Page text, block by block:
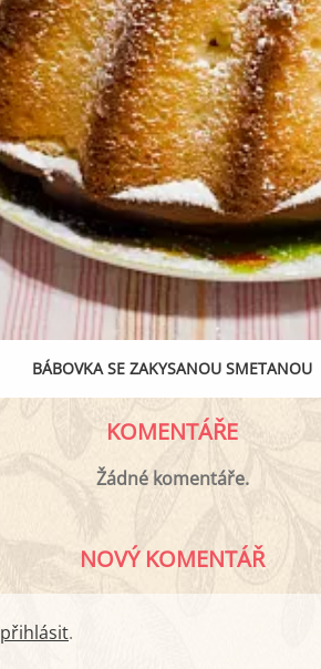
BÁBOVKA SE ZAKYSANOU SMETANOU
KOMENTÁŘE
Žádné komentáře.
NOVÝ KOMENTÁŘ
přihlásit.